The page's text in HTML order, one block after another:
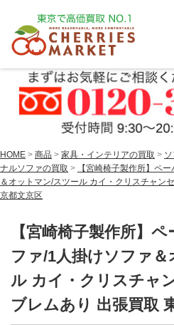
HOME > 商品 > 家具・インテリアの買取 >
ナルソファの買取 >
【宮崎椅子製作所】ペ
＆オットマン/スツール カイ・クリスチャン
京都文京区
【宮崎椅子製作所】
ファ/1人掛けソファ
ル カイ・クリスチャ
ブレムあり 出張買取